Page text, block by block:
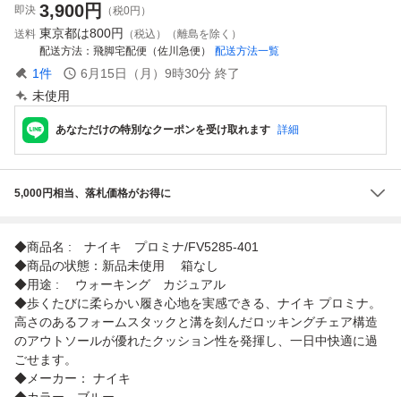
即決 3,900円
（税0円）
送料 東京都は800円
（税込）（離島を除く）
配送方法
飛脚宅配便（佐川急便） 配送方法一覧
1件 6月15日（月）9時30分 終了
未使用
あなただけの特別なクーポンを受け取れます 詳細
5,000円相当、落札価格がお得に
◆商品名 : ナイキ プロミナ/FV5285-401
◆商品の状態：新品未使用 箱なし
◆用途 : ウォーキング カジュアル
◆歩くたびに柔らかい履き心地を実感できる、ナイキ プロミナ。
高さのあるフォームスタックと溝を刻んだロッキングチェア構造
のアウトソールが優れたクッション性を発揮し、一日中快適に過
ごせます。
◆メーカー： ナイキ